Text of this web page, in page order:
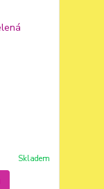
Skladem